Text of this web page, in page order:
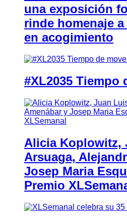
una exposición
rinde homenaje
en acogimiento
#XL2035 Tiempo
Alicia Koplowitz,
Arsuaga,
Josep Maria
Premio